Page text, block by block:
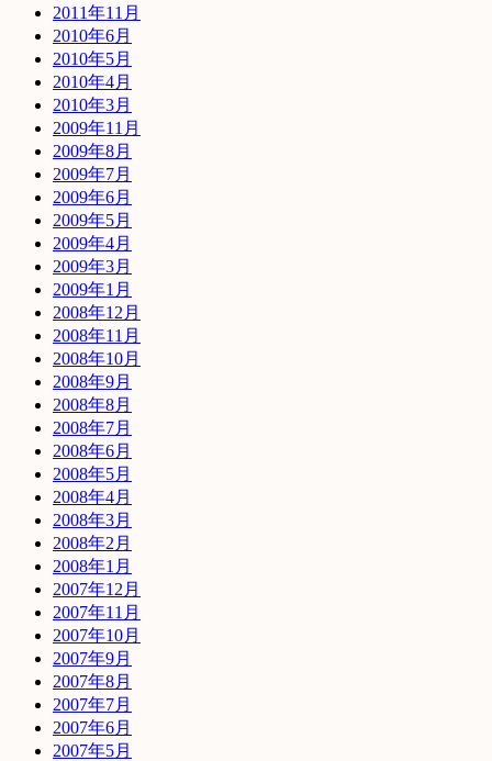
2011年11月
2010年6月
2010年5月
2010年4月
2010年3月
2009年11月
2009年8月
2009年7月
2009年6月
2009年5月
2009年4月
2009年3月
2009年1月
2008年12月
2008年11月
2008年10月
2008年9月
2008年8月
2008年7月
2008年6月
2008年5月
2008年4月
2008年3月
2008年2月
2008年1月
2007年12月
2007年11月
2007年10月
2007年9月
2007年8月
2007年7月
2007年6月
2007年5月